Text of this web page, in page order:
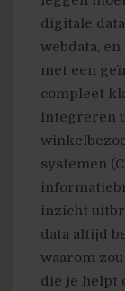
digitale
webdata,
met een
compleet
integreren
systemen
inzicht
data altijd
waarom
die je helpt